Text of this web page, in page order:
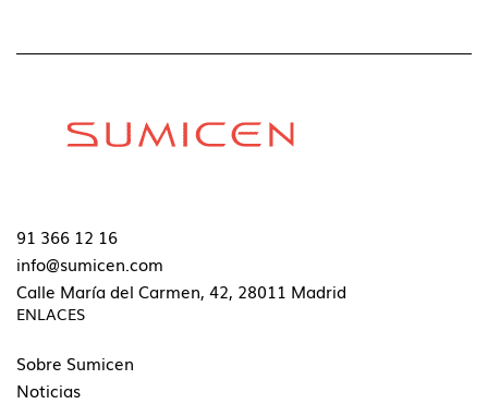
91 366 12 16
info@sumicen.com
Calle María del Carmen, 42, 28011 Madrid
ENLACES
Sobre Sumicen
Noticias